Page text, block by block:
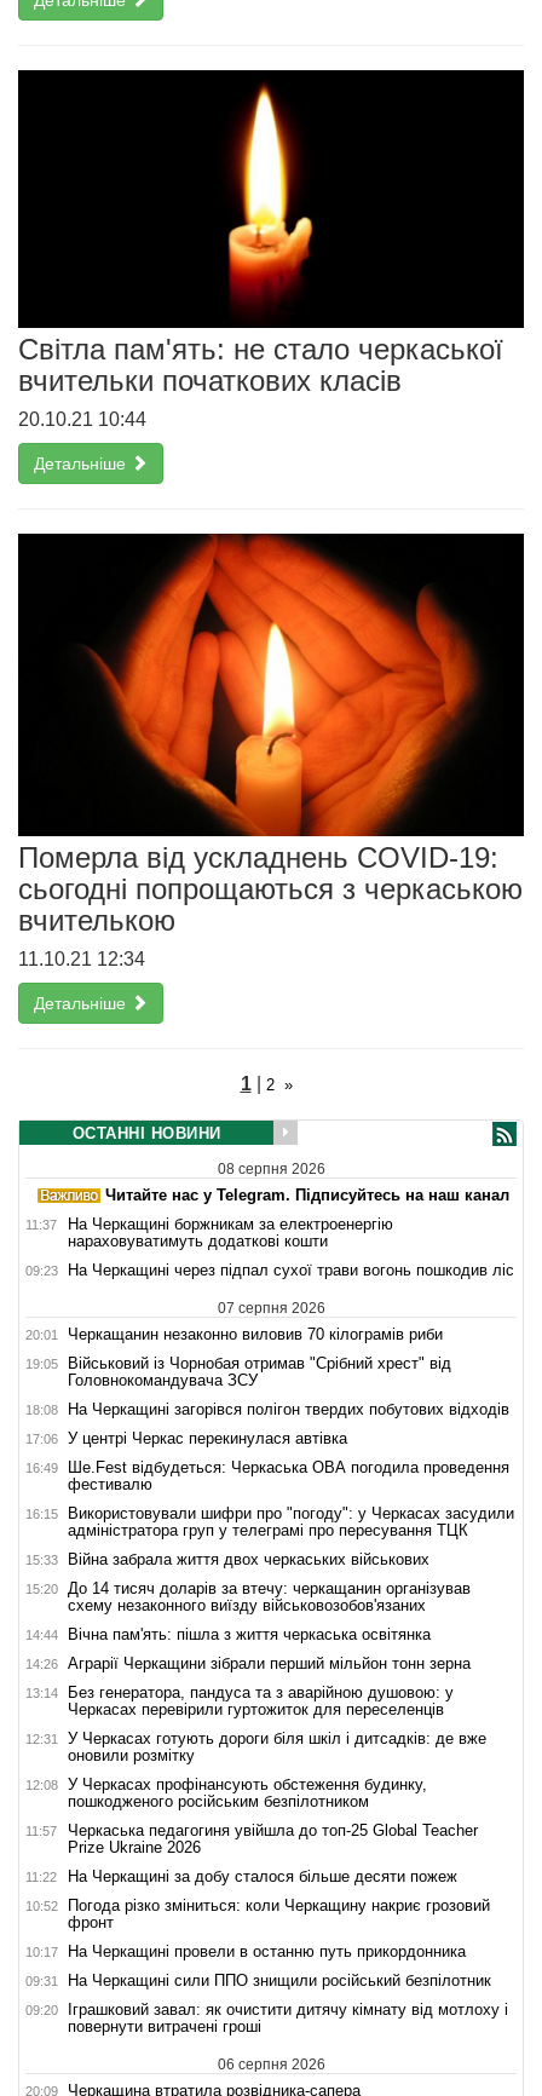
Світла пам'ять: не стало черкаської
вчительки початкових класів
20.10.21 10:44
Детальніше
Померла від ускладнень COVID-19:
сьогодні попрощаються з черкаською
вчителькою
11.10.21 12:34
Детальніше
1| 2 »
ОСТАННІ НОВИНИ
08 серпня 2026
Читайте нас у Telegram. Підписуйтесь на наш канал
11:37
На Черкащині боржникам за електроенергію
нараховуватимуть додаткові кошти
09:23 На Черкащині через підпал сухої трави вогонь пошкодив ліс
07 серпня 2026
20:01 Черкащанин незаконно виловив 70 кілограмів риби
19:05
Військовий із Чорнобая отримав "Срібний хрест" від
Головнокомандувача ЗСУ
18:08 На Черкащині загорівся полігон твердих побутових відходів
17:06 У центрі Черкас перекинулася автівка
16:49
Ше.Fest відбудеться: Черкаська ОВА погодила проведення
фестивалю
16:15
Використовували шифри про "погоду": у Черкасах засудили
адміністратора груп у телеграмі про пересування ТЦК
15:33 Війна забрала життя двох черкаських військових
15:20
До 14 тисяч доларів за втечу: черкащанин організував
схему незаконного виїзду військовозобов'язаних
14:44 Вічна пам'ять: пішла з життя черкаська освітянка
14:26 Аграрії Черкащини зібрали перший мільйон тонн зерна
13:14
Без генератора, пандуса та з аварійною душовою: у
Черкасах перевірили гуртожиток для переселенців
12:31
У Черкасах готують дороги біля шкіл і дитсадків: де вже
оновили розмітку
12:08
У Черкасах профінансують обстеження будинку,
пошкодженого російським безпілотником
11:57
Черкаська педагогиня увійшла до топ-25 Global Teacher
Prize Ukraine 2026
11:22 На Черкащині за добу сталося більше десяти пожеж
10:52
Погода різко зміниться: коли Черкащину накриє грозовий
фронт
10:17 На Черкащині провели в останню путь прикордонника
09:31 На Черкащині сили ППО знищили російський безпілотник
09:20
Іграшковий завал: як очистити дитячу кімнату від мотлоху і
повернути витрачені гроші
06 серпня 2026
20:09 Черкащина втратила розвідника-сапера